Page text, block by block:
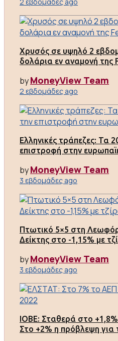
Χρυσός σε υψηλό 2
δολάρια εν αναμονή της
byMoneyView Team
2 εβδομάδες ago
Ελληνικές τράπεζες: Τα
επιστροφή στην
byMoneyView Team
3 εβδομάδες ago
Πτωτικό 5×5 στη
Δείκτης στο -1,15% με
byMoneyView Team
3 εβδομάδες ago
ΙΟΒΕ: Σταθερά στο
Στο +2% η πρόβλεψη για